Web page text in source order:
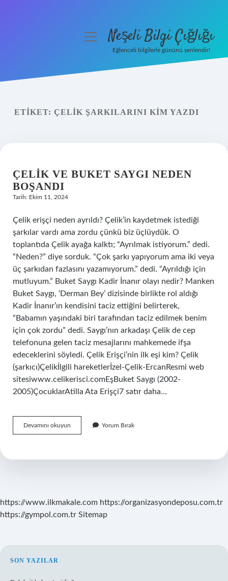
Yasal Uyarı
menüyüNeşeli Bilgi Çığlığı
Eğlenceli bilgilerle gününü şenlendir!
ETIKET: ÇELIK ŞARKILARINI KIM YAZDI
ÇELIK VE BUKET SAYGI NEDEN
BOŞANDI
Tarih: Ekim 11, 2024
Çelik erişçi neden ayrıldı? Çelik’in kaydetmek istediği
şarkılar vardı ama zordu çünkü biz üçlüydük. O
toplantıda Çelik ayağa kalktı; “Ayrılmak istiyorum.” dedi.
“Neden?” diye sorduk. “Çok şarkı yapıyorum ama iki veya
üç şarkıdan fazlasını yazamıyorum.” dedi. “Ayrıldığı için
mutluyum.” Buket Saygı Kadir İnanır olayı nedir? Manken
Buket Saygı, ‘Derman Bey’ dizisinde birlikte rol aldığı
Kadir İnanır’ın kendisini taciz ettiğini belirterek,
“Babamın yaşındaki biri tarafından taciz edilmek benim
için çok zordu” dedi. Saygı’nın arkadaşı Çelik de cep
telefonuna gelen taciz mesajlarını mahkemede ifşa
edeceklerini söyledi. Çelik Erişçi’nin ilk eşi kim? Çelik
(şarkıcı)Çelikİlgili hareketlerİzel-Çelik-ErcanResmi web
sitesiwww.celikerisci.comEşBuket Saygı (2002-
2005)ÇocuklarAtilla Ata Erişçi7 satır daha…
Devamını okuyun
Ve
Neden
Yorum Bırak
https://www.ilkmakale.com https://organizasyondeposu.com.tr
https://gympol.com.tr Sitemap
SIDEBAR
SON YAZILAR